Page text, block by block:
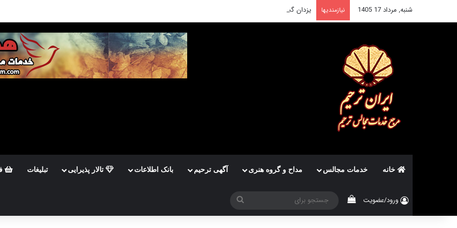
شنبه, مرداد 17 1405 نیازمندیها یزدان گشت . خدمات ایاب ذهاب
خانه خدمات مجالس مداح و گروه هنری آگهی ترحیم بانک اطلاعات تالار پذیرایی تبلیغات
ورود/عضویت دیدن سبد خرید
جستجو
برای